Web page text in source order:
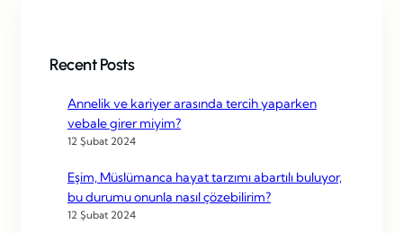
Recent Posts
Annelik ve kariyer arasında tercih yaparken
vebale girer miyim?
12 Şubat 2024
Eşim, Müslümanca hayat tarzımı abartılı buluyor,
bu durumu onunla nasıl çözebilirim?
12 Şubat 2024